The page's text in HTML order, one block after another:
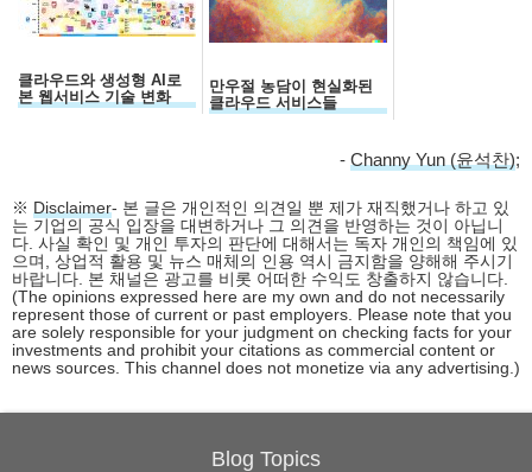
클라우드와 생성형 AI로
본 웹서비스 기술 변화
만우절 농담이 현실화된
클라우드 서비스들
- Channy Yun (윤석찬);
※ Disclaimer- 본 글은 개인적인 의견일 뿐 제가 재직했거나 하고 있
는 기업의 공식 입장을 대변하거나 그 의견을 반영하는 것이 아닙니
다. 사실 확인 및 개인 투자의 판단에 대해서는 독자 개인의 책임에 있
으며, 상업적 활용 및 뉴스 매체의 인용 역시 금지함을 양해해 주시기
바랍니다. 본 채널은 광고를 비롯 어떠한 수익도 창출하지 않습니다.
(The opinions expressed here are my own and do not necessarily
represent those of current or past employers. Please note that you
are solely responsible for your judgment on checking facts for your
investments and prohibit your citations as commercial content or
news sources. This channel does not monetize via any advertising.)
Blog Topics